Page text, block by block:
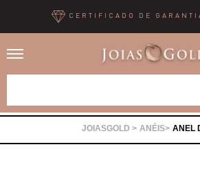
CERTIFICADO DE
ANÉIS ANEL